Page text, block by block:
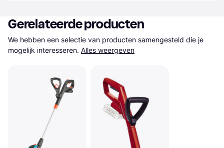
Gerelateerde producten
We hebben een selectie van producten samengesteld die je
mogelijk interesseren. Alles weergeven